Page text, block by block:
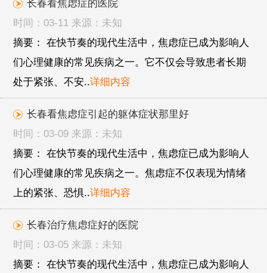
长春看焦虑症的医院
时间：03-11 来源：未知
摘要： 在快节奏的现代生活中，焦虑症已成为影响人
们心理健康的常见疾病之一。它不仅会导致患者长期
处于紧张、不安..详细内容
长春看焦虑症引起的躯体症状那里好
时间：03-09 来源：未知
摘要： 在快节奏的现代生活中，焦虑症已成为影响人
们心理健康的常见疾病之一。焦虑症不仅表现为情绪
上的紧张、恐惧..详细内容
长春治疗焦虑症好的医院
时间：03-05 来源：未知
摘要： 在快节奏的现代生活中，焦虑症已成为影响人